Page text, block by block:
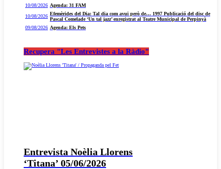
10/08/2026 Agenda: 31 FAM
10/08/2026 Efemèrides del Dia: Tal dia com avui però de… 1997 Publicació del disc de
Pascal Comelade ‘Un tal jazz’ enregistrat al Teatre Municipal de Perpinyà
09/08/2026 Agenda: Els Pets
Recupera "Les Entrevistes a la Ràdio"
Entrevista Noèlia Llorens
‘Titana’ 05/06/2026